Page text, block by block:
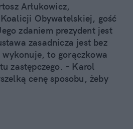
Arłukowicz,
Obywatelskiej, gość
zdaniem prezydent jest
zasadnicza jest bez
to gorączkowa
zastępczego. – Karol
cenę sposobu, żeby